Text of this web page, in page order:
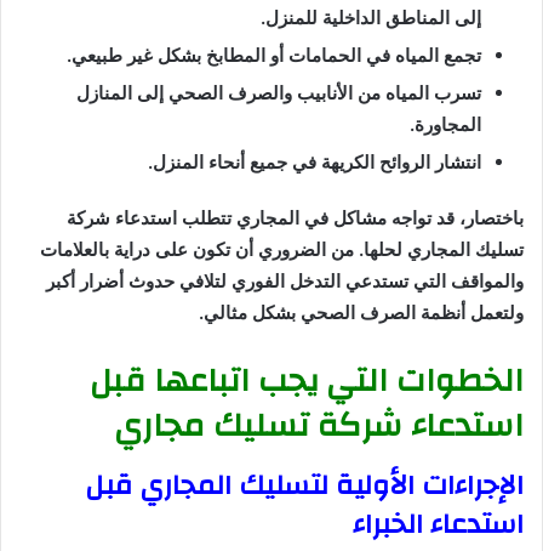
إلى المناطق الداخلية للمنزل.
تجمع المياه في الحمامات أو المطابخ بشكل غير طبيعي.
تسرب المياه من الأنابيب والصرف الصحي إلى المنازل
المجاورة.
انتشار الروائح الكريهة في جميع أنحاء المنزل.
باختصار، قد تواجه مشاكل في المجاري تتطلب استدعاء شركة
تسليك المجاري لحلها. من الضروري أن تكون على دراية بالعلامات
والمواقف التي تستدعي التدخل الفوري لتلافي حدوث أضرار أكبر
ولتعمل أنظمة الصرف الصحي بشكل مثالي.
الخطوات التي يجب اتباعها قبل
استدعاء شركة تسليك مجاري
الإجراءات الأولية لتسليك المجاري قبل
استدعاء الخبراء